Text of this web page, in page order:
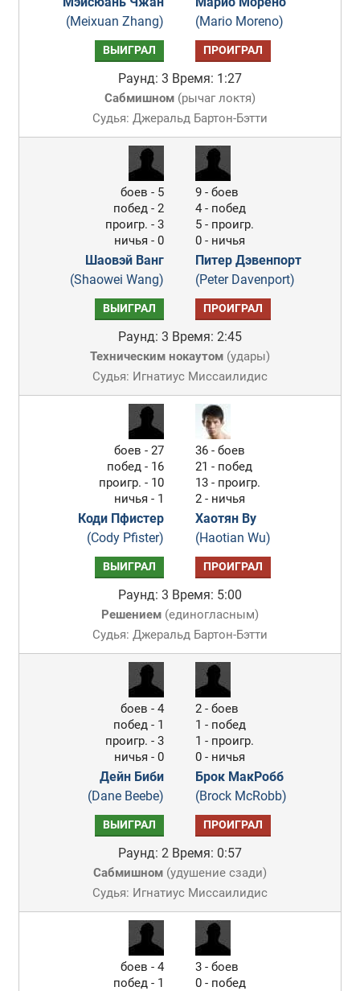
(Meixuan Zhang)
(Mario Moreno)
ВЫИГРАЛ ПРОИГРАЛ
Раунд: 3 Время: 1:27
Сабмишном(рычаг локтя)
Судья: Джеральд Бартон-Бэтти
боев - 5
побед - 2
проигр. - 3
ничья - 0
Шаовэй Ванг
(Shaowei Wang)
9 - боев
4 - побед
5 - проигр.
0 - ничья
Питер Дэвенпорт
(Peter Davenport)
ВЫИГРАЛ ПРОИГРАЛ
Раунд: 3 Время: 2:45
Техническим нокаутом(удары)
Судья: Игнатиус Миссаилидис
боев - 27
побед - 16
проигр. - 10
ничья - 1
Коди Пфистер
(Cody Pfister)
36 - боев
21 - побед
13 - проигр.
2 - ничья
Хаотян Ву
(Haotian Wu)
ВЫИГРАЛ ПРОИГРАЛ
Раунд: 3 Время: 5:00
Решением(единогласным)
Судья: Джеральд Бартон-Бэтти
боев - 4
побед - 1
проигр. - 3
ничья - 0
Дейн Биби
(Dane Beebe)
2 - боев
1 - побед
1 - проигр.
0 - ничья
Брок МакРобб
(Brock McRobb)
ВЫИГРАЛ ПРОИГРАЛ
Раунд: 2 Время: 0:57
Сабмишном(удушение сзади)
Судья: Игнатиус Миссаилидис
боев - 4
побед - 1
3 - боев
0 - побед